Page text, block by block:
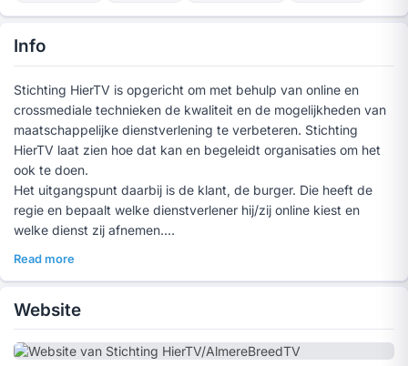
Info
Stichting HierTV is opgericht om met behulp van online en
crossmediale technieken de kwaliteit en de mogelijkheden van
maatschappelijke dienstverlening te verbeteren. Stichting
HierTV laat zien hoe dat kan en begeleidt organisaties om het
ook te doen.
Het uitgangspunt daarbij is de klant, de burger. Die heeft de
regie en bepaalt welke dienstverlener hij/zij online kiest en
welke dienst zij afnemen.
De mensen achter stichting HierTV, hebben een lange staat van
Pier Tholen als bestuurslid zijn de gezichten van stichting
HierTV.
Als sociale ondernemer participeert de stichting in tal van
Read more
Website